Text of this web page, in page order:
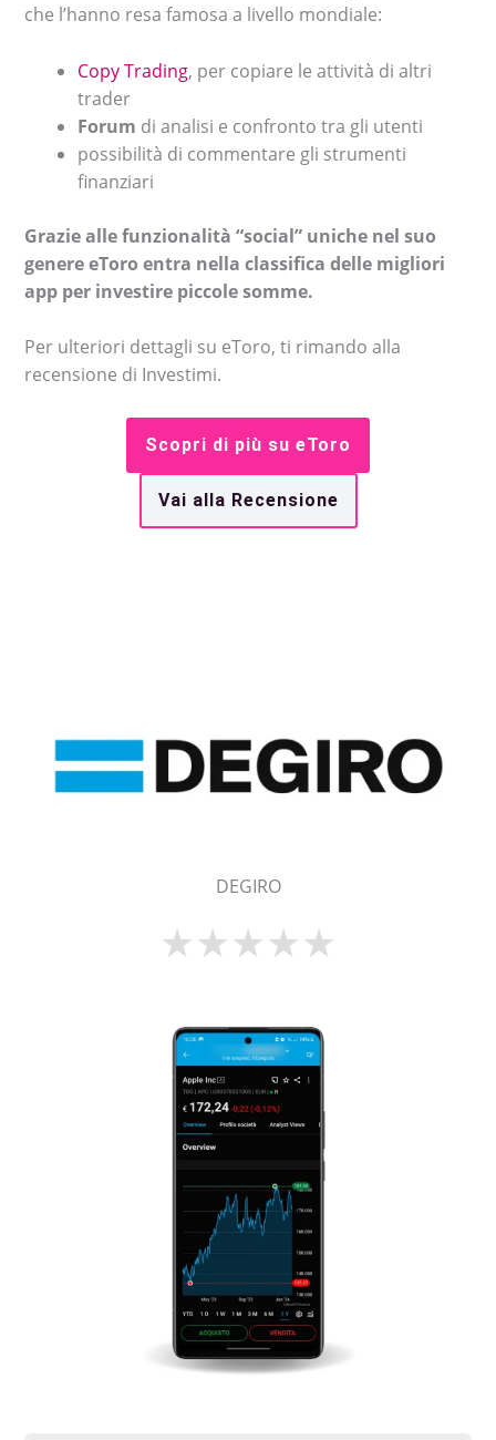
che l’hanno resa famosa a livello mondiale:
Copy Trading, per copiare le attività di altri
trader
Forum di analisi e confronto tra gli utenti
possibilità di commentare gli strumenti
finanziari
Grazie alle funzionalità “social” uniche nel suo
genere eToro entra nella classifica delle migliori
app per investire piccole somme.
Per ulteriori dettagli su eToro, ti rimando alla
recensione di Investimi.
Scopri di più su eToro
Vai alla Recensione
DEGIRO